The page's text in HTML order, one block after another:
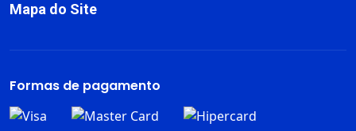
Mapa do Site
Dark Blog
Formas de pagamento